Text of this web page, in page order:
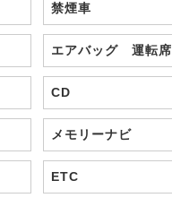
禁煙車
エアバッグ 運転席
CD
メモリーナビ
ETC